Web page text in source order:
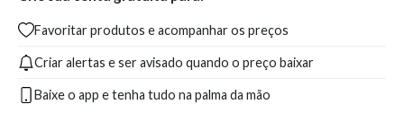
Favoritar produtos e acompanhar os preços
Criar alertas e ser avisado quando o preço baixar
Baixe o app e tenha tudo na palma da mão